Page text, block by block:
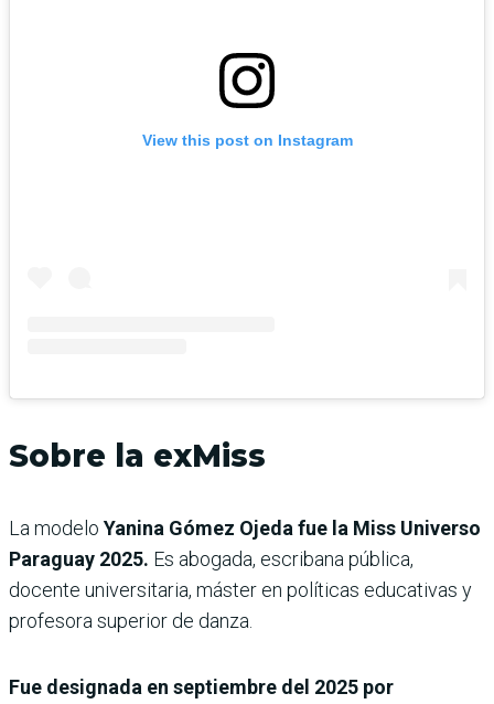
View this post on Instagram
Sobre la exMiss
La modelo Yanina Gómez Ojeda fue la Miss Universo
Paraguay 2025. Es abogada, escribana pública,
docente universitaria, máster en políticas educativas y
profesora superior de danza.
Fue designada en septiembre del 2025 por